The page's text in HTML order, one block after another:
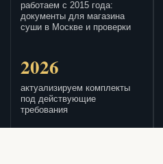
работаем с 2015 года:
документы для магазина
суши в Москве и проверки
2026
актуализируем комплекты
под действующие
требования